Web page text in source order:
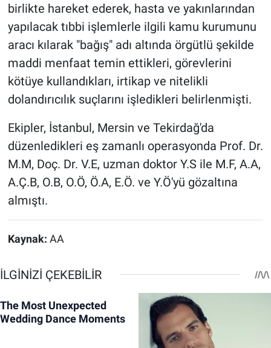
birlikte hareket ederek, hasta ve yakınlarından
yapılacak tıbbi işlemlerle ilgili kamu kurumunu
aracı kılarak "bağış" adı altında örgütlü şekilde
maddi menfaat temin ettikleri, görevlerini
kötüye kullandıkları, irtikap ve nitelikli
dolandırıcılık suçlarını işledikleri belirlenmişti.
Ekipler, İstanbul, Mersin ve Tekirdağ'da
düzenledikleri eş zamanlı operasyonda Prof. Dr.
M.M, Doç. Dr. V.E, uzman doktor Y.S ile M.F, A.A,
A.Ç.B, O.B, O.Ö, Ö.A, E.Ö. ve Y.Ö'yü gözaltına
almıştı.
Kaynak: AA